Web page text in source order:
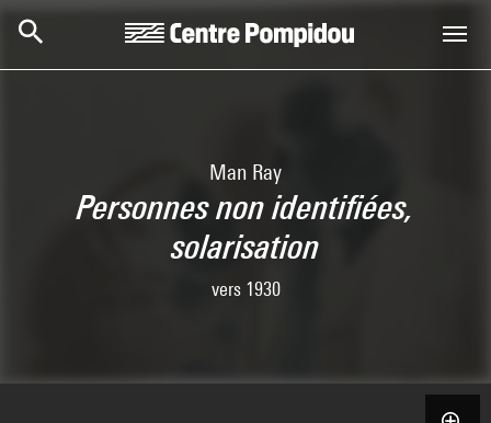
Skip to main content
Centre Pompidou
Man Ray
Personnes non identifiées,
solarisation
vers 1930